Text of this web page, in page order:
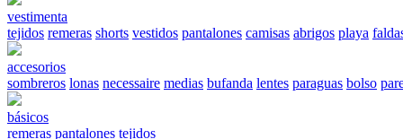
vestimenta
tejidos remeras shorts vestidos pantalones camisas abrigos playa
accesorios
sombreros lonas necessaire medias bufanda lentes paraguas bolso
básicos
remeras pantalones tejidos